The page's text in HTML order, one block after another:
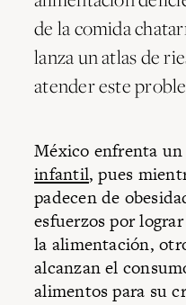
de la comida
lanza un atlas de
atender este
México enfrenta
infantil, pues
padecen de
esfuerzos por
la alimentación,
alcanzan el
alimentos para su